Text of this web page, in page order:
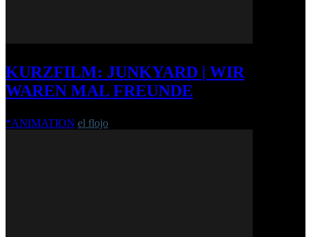
KURZFILM: JUNKYARD | WIR
WAREN MAL FREUNDE
*ANIMATION el flojo